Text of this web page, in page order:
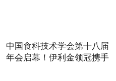
中国食科技术学会第十八届
年会启幕！伊利金领冠携手